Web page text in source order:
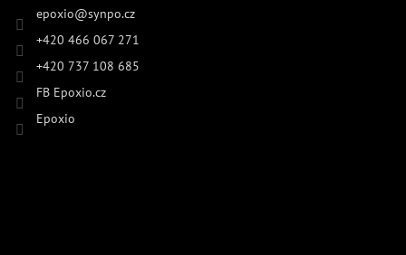
epoxio@synpo.cz
+420 466 067 271
+420 737 108 685
FB Epoxio.cz
Epoxio